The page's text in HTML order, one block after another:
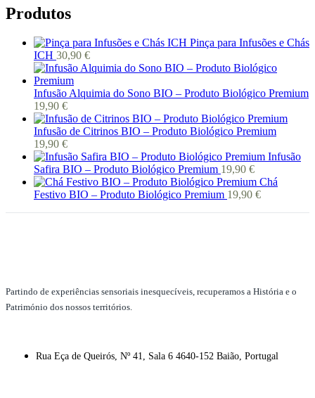
Produtos
Pinça para Infusões e Chás
ICH 30,90 €
Infusão Alquimia do Sono BIO – Produto Biológico Premium
19,90 €
Infusão de Citrinos BIO – Produto Biológico Premium
19,90 €
Infusão
Safira BIO – Produto Biológico Premium 19,90 €
Chá
Festivo BIO – Produto Biológico Premium 19,90 €
Partindo de experiências sensoriais inesquecíveis, recuperamos a História e o
Património dos nossos territórios.
Rua Eça de Queirós, Nº 41, Sala 6 4640-152 Baião, Portugal